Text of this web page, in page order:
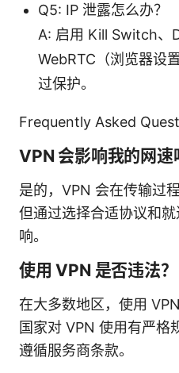
Q5: IP 泄露怎么办？
A: 启用 Kill Switch、
WebRTC（浏览器设
过保护。
Frequently Asked
VPN 会影响我的网速
是的，VPN 会在传输过
但通过选择合适协议和
响。
使用 VPN 是否违法？
在大多数地区，使用
国家对 VPN 使用有严格
遵循服务商条款。